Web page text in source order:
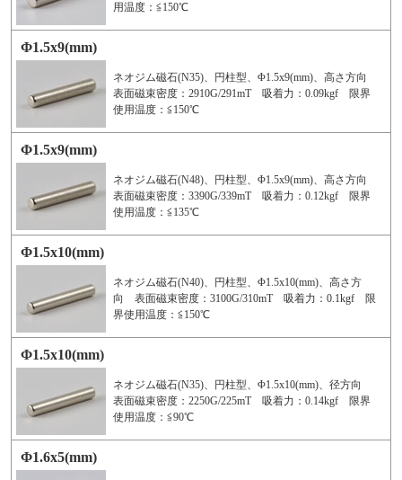
用温度：≦150℃
Φ1.5x9(mm)
ネオジム磁石(N35)、円柱型、Φ1.5x9(mm)、高さ方向
表面磁束密度：2910G/291mT 吸着力：0.09kgf 限界
使用温度：≦150℃
Φ1.5x9(mm)
ネオジム磁石(N48)、円柱型、Φ1.5x9(mm)、高さ方向
表面磁束密度：3390G/339mT 吸着力：0.12kgf 限界
使用温度：≦135℃
Φ1.5x10(mm)
ネオジム磁石(N40)、円柱型、Φ1.5x10(mm)、高さ方
向 表面磁束密度：3100G/310mT 吸着力：0.1kgf 限
界使用温度：≦150℃
Φ1.5x10(mm)
ネオジム磁石(N35)、円柱型、Φ1.5x10(mm)、径方向
表面磁束密度：2250G/225mT 吸着力：0.14kgf 限界
使用温度：≦90℃
Φ1.6x5(mm)